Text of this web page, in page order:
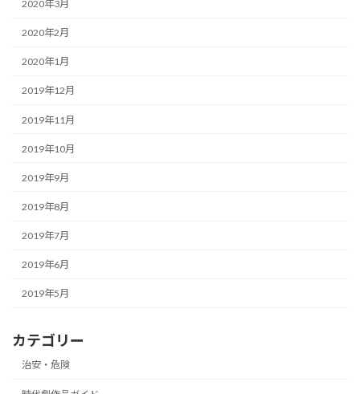
2020年3月
2020年2月
2020年1月
2019年12月
2019年11月
2019年10月
2019年9月
2019年8月
2019年7月
2019年6月
2019年5月
カテゴリー
治安・危険